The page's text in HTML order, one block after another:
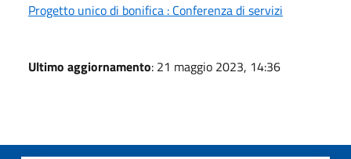
Progetto unico di bonifica : Conferenza di servizi
Ultimo aggiornamento: 21 maggio 2023, 14:36